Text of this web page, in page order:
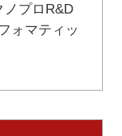
プロR&D
ォマティッ